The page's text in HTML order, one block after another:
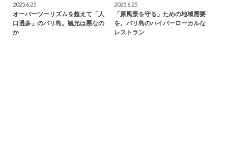
2025.6.25
オーバーツーリズムを超えて「人
口過多」のバリ島。観光は悪なの
か
2025.6.25
「原風景を守る」ための地域需要
を。バリ島のハイパーローカルな
レストラン